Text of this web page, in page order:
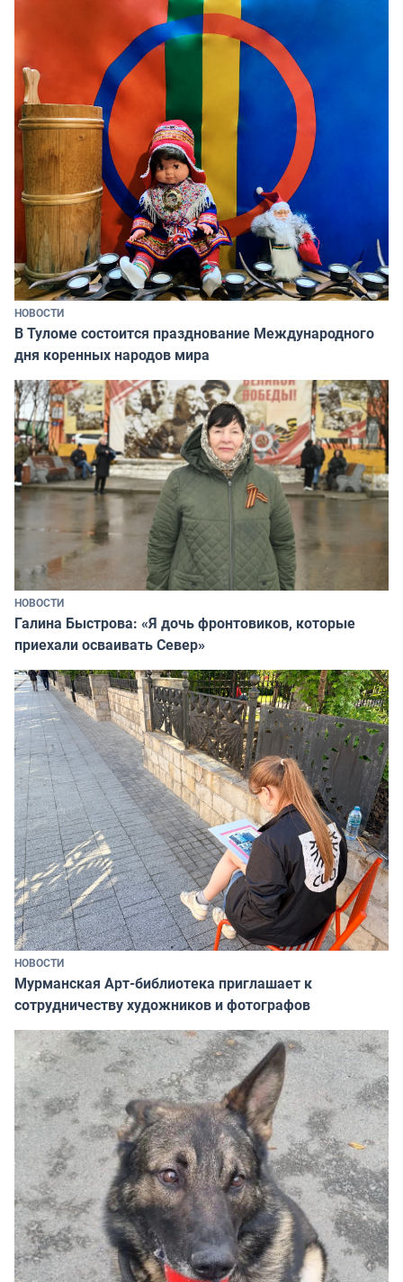
НОВОСТИ
В Туломе состоится празднование Международного
дня коренных народов мира
НОВОСТИ
Галина Быстрова: «Я дочь фронтовиков, которые
приехали осваивать Север»
НОВОСТИ
Мурманская Арт-библиотека приглашает к
сотрудничеству художников и фотографов